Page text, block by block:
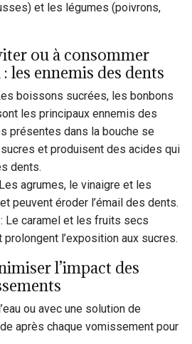
et les légumes (poivrons,
ou à consommer
les ennemis des dents
boissons sucrées, les bonbons
les principaux ennemis des
présentes dans la bouche se
et produisent des acides qui
dents.
agrumes, le vinaigre et les
peuvent éroder l’émail des dents.
: Le caramel et les fruits secs
l’exposition aux sucres.
l’impact des
ou avec une solution de
après chaque vomissement pour